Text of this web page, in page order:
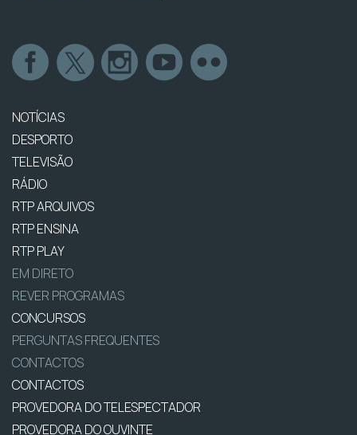
NOTÍCIAS
DESPORTO
TELEVISÃO
RÁDIO
RTP ARQUIVOS
RTP ENSINA
RTP PLAY
EM DIRETO
REVER PROGRAMAS
CONCURSOS
PERGUNTAS FREQUENTES
CONTACTOS
CONTACTOS
PROVEDORA DO TELESPECTADOR
PROVEDORA DO OUVINTE